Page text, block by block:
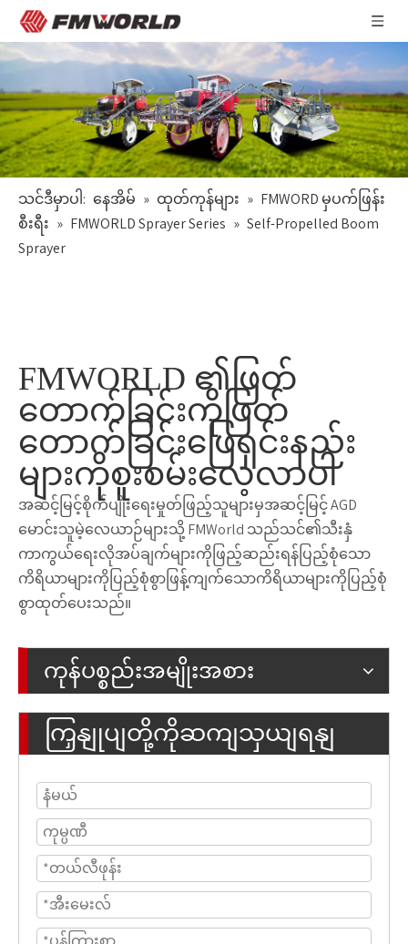
သင်ဒီမှာပါ: နေအိမ် » ထုတ်ကုန်များ » FMWORD မှပက်ဖြန်း
စီးရီး » FMWORLD Sprayer Series » Self-Propelled Boom
Sprayer
FMWORLD ၏ဖြတ်
တောက်ခြင်းကိုဖြတ်
တောက်ခြင်းဖြေရှင်းနည်း
များကိုစူးစမ်းလေ့လာပါ
အဆင့်မြင့်စိုက်ပျိုးရေးမှုတ်ဖြည့်သူများမှအဆင့်မြင့် AGD
မောင်းသူမဲ့လေယာဉ်များသို့ FMWorld သည်သင်၏သီးနှံ
ကာကွယ်ရေးလိုအပ်ချက်များကိုဖြည့်ဆည်းရန်ပြည့်စုံသော
ကိရိယာများကိုပြည့်စုံစွာဖြန့်ကျက်သောကိရိယာများကိုပြည့်စုံ
စွာထုတ်ပေးသည်။
ကုန်ပစ္စည်းအမျိုးအစား
ကြှနျုပျတို့ကိုဆကျသှယျရနျ